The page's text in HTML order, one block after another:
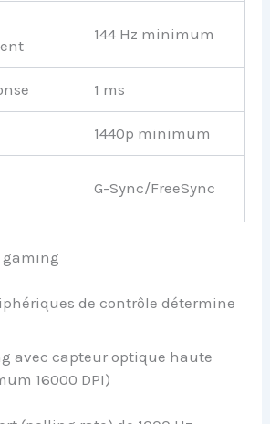
144 Hz minimum
1 ms
1440p minimum
G-Sync/FreeSync
gaming
de contrôle détermine
avec capteur optique haute
16000 DPI)